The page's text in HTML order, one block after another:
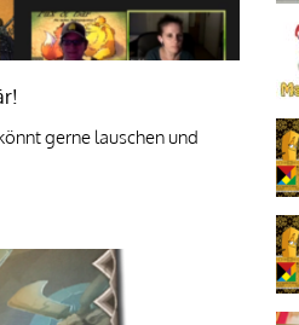
gerne lauschen und